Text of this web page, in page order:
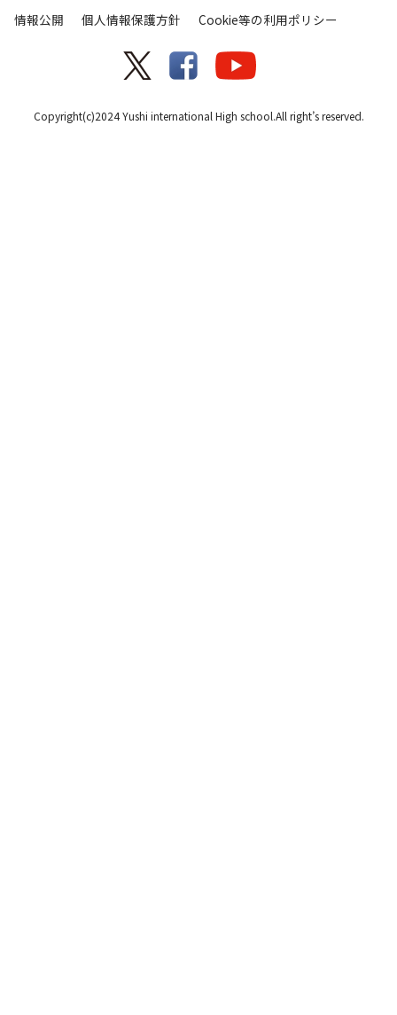
情報公開
個人情報保護方針 Cookie等の利用ポリシー
Copyright(c)2024 Yushi international High school.All right’s reserved.